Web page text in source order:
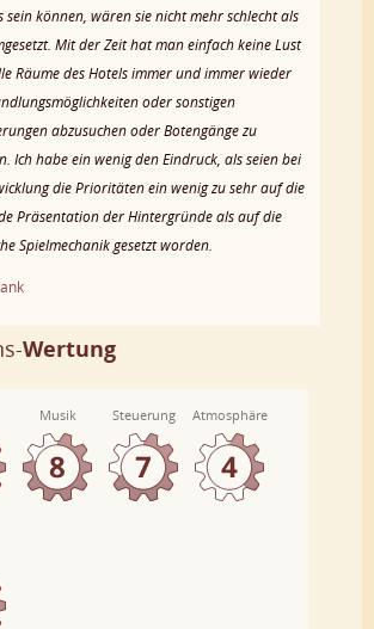
sein können, wären sie nicht mehr schlecht als
Mit der Zeit hat man einfach keine Lust
Räume des Hotels immer und immer wieder
oder sonstigen
abzusuchen oder Botengänge zu
Ich habe ein wenig den Eindruck, als seien bei
die Prioritäten ein wenig zu sehr auf die
Präsentation der Hintergründe als auf die
Spielmechanik gesetzt worden.
Wertung
Musik Steuerung Atmosphäre